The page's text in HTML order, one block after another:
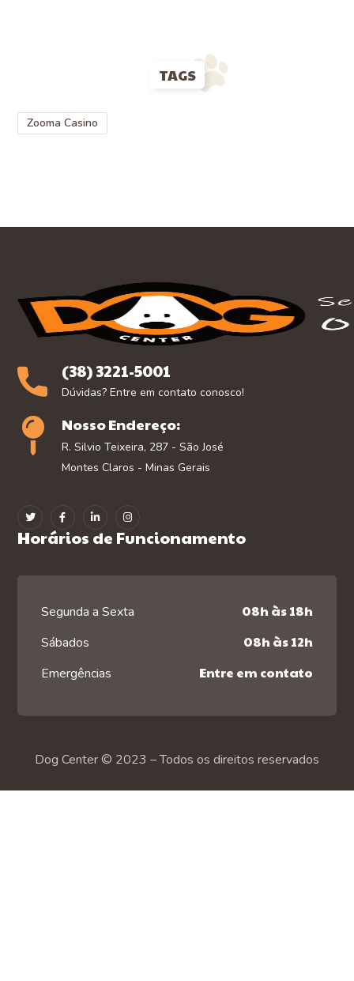
TAGS
Zooma Casino
(38) 3221-5001
Dúvidas? Entre em contato conosco!
Nosso Endereço:
R. Silvio Teixeira, 287 - São José
Montes Claros - Minas Gerais
Horários de Funcionamento
Segunda a Sexta 08h às 18h
Sábados 08h às 12h
Emergências Entre em contato
Dog Center © 2023 – Todos os direitos reservados